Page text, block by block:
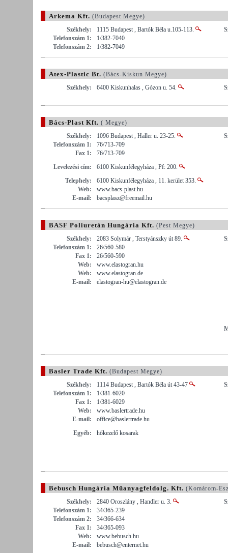
Arkema Kft. (Budapest Megye)
Székhely:
1115 Budapest , Bartók Béla u.105-113.
Telefonszám 1:
1/382-7040
Telefonszám 2:
1/382-7049
Atex-Plastic Bt. (Bács-Kiskun Megye)
Székhely:
6400 Kiskunhalas , Gózon u. 54.
Bács-Plast Kft. ( Megye)
Székhely:
1096 Budapest , Haller u. 23-25.
Telefonszám 1:
76/713-709
Fax 1:
76/713-709
Levelezési cím:
6100 Kiskunfélegyháza , Pf: 200.
Telephely:
6100 Kiskunfélegyháza , 11. kerület 353.
Web:
www.bacs-plast.hu
E-mail:
bacsplasz@freemail.hu
BASF Poliuretán Hungária Kft. (Pest Megye)
Székhely:
2083 Solymár , Terstyánszky út 89.
Telefonszám 1:
26/560-580
Fax 1:
26/560-590
Web:
www.elastogran.hu
Web:
www.elastogran.de
E-mail:
elastogran-hu@elastogran.de
Basler Trade Kft. (Budapest Megye)
Székhely:
1114 Budapest , Bartók Béla út 43-47
Telefonszám 1:
1/381-6020
Fax 1:
1/381-6029
Web:
www.baslertrade.hu
E-mail:
office@baslertrade.hu
Egyéb:
hőkezelő kosarak
Bebusch Hungária Műanyagfeldolg. Kft. (Komárom-
Székhely:
2840 Oroszlány , Handler u. 3.
Telefonszám 1:
34/365-239
Telefonszám 2:
34/366-634
Fax 1:
34/365-093
Web:
www.bebusch.hu
E-mail:
bebusch@enternet.hu